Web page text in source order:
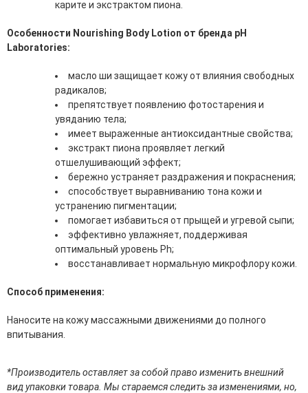
эссенции для лица
Уход для губ
Уход для кожи вокруг глаз
Автозагар для тела
Антицеллюлитные средства
Бальзамы и гели для тела
Гели для душа
Дезодоранты для тела
Защита от солнца для тела
Кремы для тела
Лосьоны, сыворотки и эликсиры для тела
Масла для тела
Молочко для тела
Наборы по уходу за телом
Пены для ванны
Скрабы и пилинги для тела
Туалетная вода для тела
Мужчинам
карите и экстрактом пиона.
Особенности Nourishing Body Lotion от бренда pH
Laboratories:
масло ши защищает кожу от влияния свободных
радикалов;
препятствует появлению фотостарения и
увяданию тела;
имеет выраженные антиоксидантные свойства;
экстракт пиона проявляет легкий
отшелушивающий эффект;
бережно устраняет раздражения и покраснения;
способствует выравниванию тона кожи и
устранению пигментации;
помогает избавиться от прыщей и угревой сыпи;
эффективно увлажняет, поддерживая
оптимальный уровень Ph;
восстанавливает нормальную микрофлору кожи.
Способ применения:
Наносите на кожу массажными движениями до полного
впитывания.
*Производитель оставляет за собой право изменить внешний
вид упаковки товара. Мы стараемся следить за изменениями, но,